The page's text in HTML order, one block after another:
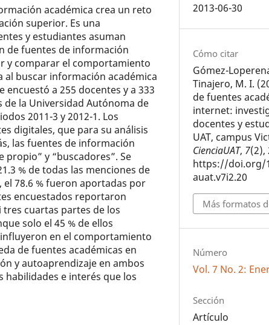
académica crea un reto
superior. Es una
y estudiantes asuman
de fuentes de información
y comparar el comportamiento
al buscar información académica
a 255 docentes y a 333
de la Universidad Autónoma de
2011-3 y 2012-1. Los
digitales, que para su análisis
las fuentes de información
y “buscadores”. Se
% de todas las menciones de
78.6 % fueron aportadas por
encuestados reportaron
cuartas partes de los
solo el 45 % de ellos
en el comportamiento
de fuentes académicas en
y autoaprendizaje en ambos
e interés que los
2013-06-30
Cómo citar
Gómez-
Tinajero, M. I.
de fuentes
internet:
docentes y
UAT, campus
CienciaUAT, 7(2),
https://doi.org/
auat.v7i2.20
Más formatos
Número
Vol. 7 No. 2:
Sección
Artículo